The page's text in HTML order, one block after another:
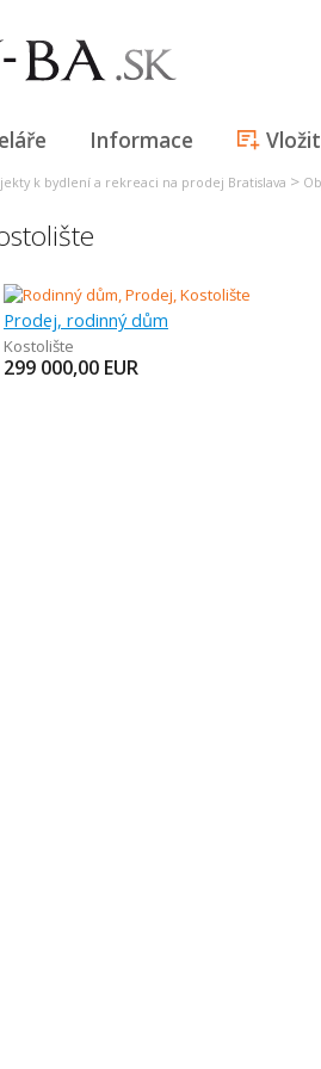
Informace
k bydlení a rekreaci na prodej Bratislava >
Prodej, rodinný dům
Kostolište
299 000,00 EUR